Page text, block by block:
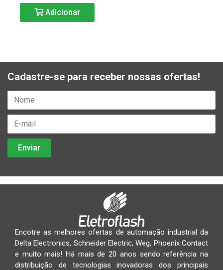
Adicionar
Cadastre-se para receber nossas ofertas!
Encotre as melhores ofertas de automação industrial da
Delta Electronics, Schneider Electric, Weg, Phoenix Contact
e muito mais! Há mais de 20 anos sendo referência na
distribuição de tecnologias inovadoras dos principais